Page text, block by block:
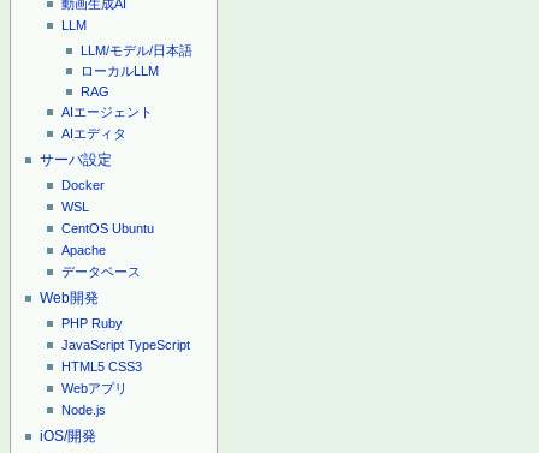
動画生成AI
LLM
LLM/モデル/日本語
ローカルLLM
RAG
AIエージェント
AIエディタ
サーバ設定
Docker
WSL
CentOS Ubuntu
Apache
データベース
Web開発
PHP Ruby
JavaScript TypeScript
HTML5 CSS3
Webアプリ
Node.js
iOS/開発